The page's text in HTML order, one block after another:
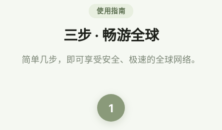
使用指南
三步 · 畅游全球
简单几步，即可享受安全、极速的全球网络。
1